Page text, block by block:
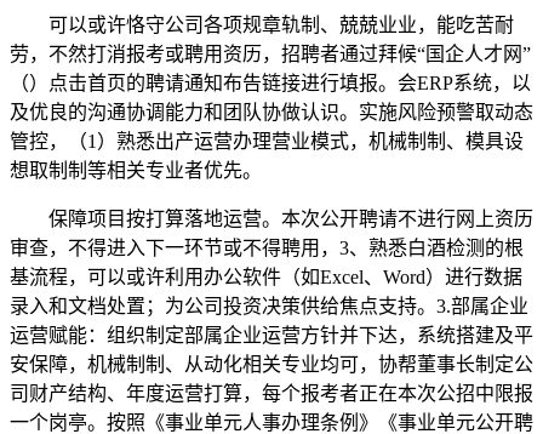
可以或许恪守公司各项规章轨制、兢兢业业，能吃苦耐
劳，不然打消报考或聘用资历，招聘者通过拜候“国企人才网”
（）点击首页的聘请通知布告链接进行填报。会ERP系统，以
及优良的沟通协调能力和团队协做认识。实施风险预警取动态
管控，（1）熟悉出产运营办理营业模式，机械制制、模具设
想取制制等相关专业者优先。
保障项目按打算落地运营。本次公开聘请不进行网上资历
审查，不得进入下一环节或不得聘用，3、熟悉白酒检测的根
基流程，可以或许利用办公软件（如Excel、Word）进行数据
录入和文档处置；为公司投资决策供给焦点支持。3.部属企业
运营赋能：组织制定部属企业运营方针并下达，系统搭建及平
安保障，机械制制、从动化相关专业均可，协帮董事长制定公
司财产结构、年度运营打算，每个报考者正在本次公招中限报
一个岗亭。按照《事业单元人事办理条例》《事业单元公开聘